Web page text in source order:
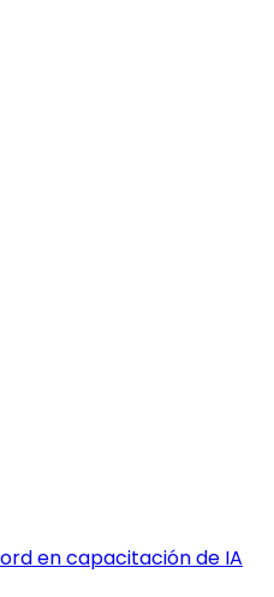
en capacitación de IA